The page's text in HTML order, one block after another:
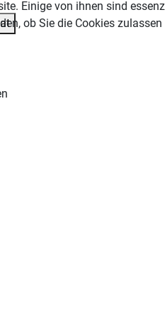
Einige von ihnen sind
ob Sie die Cookies